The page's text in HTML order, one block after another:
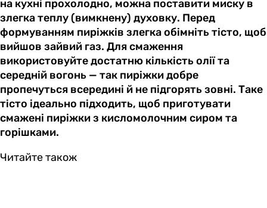
на кухні прохолодно, можна поставити миску в
злегка теплу (вимкнену) духовку. Перед
формуванням пиріжків злегка обімніть тісто, щоб
вийшов зайвий газ. Для смаження
використовуйте достатню кількість олії та
середній вогонь — так пиріжки добре
пропечуться всередині й не підгорять зовні. Таке
тісто ідеально підходить, щоб приготувати
смажені пиріжки з кисломолочним сиром та
горішками.
Читайте також